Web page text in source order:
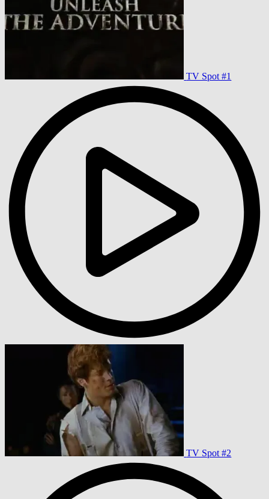
TV Spot #1
TV Spot #2